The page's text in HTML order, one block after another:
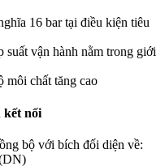
16 bar tại điều kiện tiêu
suất vận hành nằm trong giới
môi chất tăng cao
kết nối
bộ với bích đối diện về: